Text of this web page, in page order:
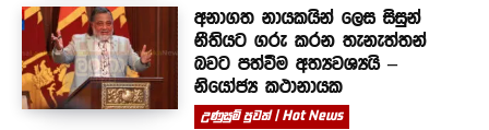
අනාගත නායකයින් ලෙස සිසුන්
නීතියට ගරු කරන තැනැත්තන්
බවට පත්වීම අත්‍යවශ්‍යයි –
නියෝජ්‍ය කථානායක
උණුසුම් පුවත් | Hot News